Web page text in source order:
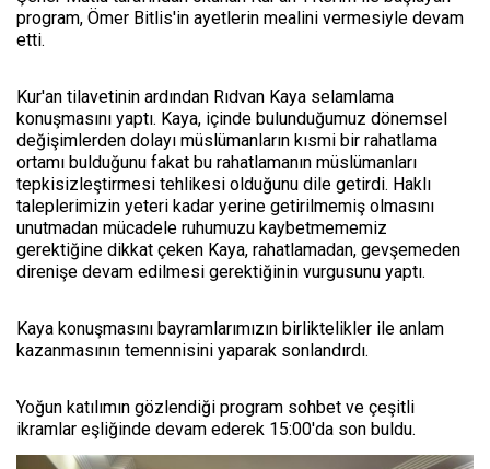
program, Ömer Bitlis'in ayetlerin mealini vermesiyle devam
etti.
Kur'an tilavetinin ardından Rıdvan Kaya selamlama
konuşmasını yaptı. Kaya, içinde bulunduğumuz dönemsel
değişimlerden dolayı müslümanların kısmi bir rahatlama
ortamı bulduğunu fakat bu rahatlamanın müslümanları
tepkisizleştirmesi tehlikesi olduğunu dile getirdi. Haklı
taleplerimizin yeteri kadar yerine getirilmemiş olmasını
unutmadan mücadele ruhumuzu kaybetmememiz
gerektiğine dikkat çeken Kaya, rahatlamadan, gevşemeden
direnişe devam edilmesi gerektiğinin vurgusunu yaptı.
Kaya konuşmasını bayramlarımızın birliktelikler ile anlam
kazanmasının temennisini yaparak sonlandırdı.
Yoğun katılımın gözlendiği program sohbet ve çeşitli
ikramlar eşliğinde devam ederek 15:00'da son buldu.